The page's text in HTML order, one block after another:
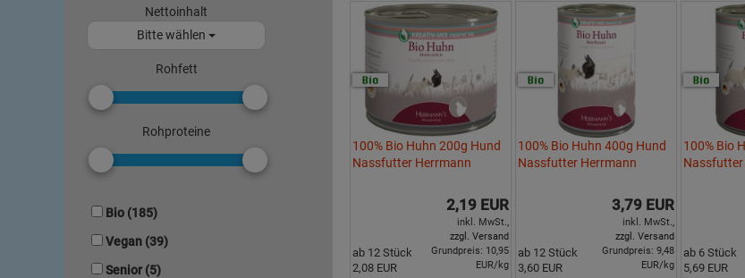
Nettoinhalt
Bitte wählen
Rohfett
Rohproteine
Bio (185)
Vegan (39)
Senior (5)
100% Bio Huhn 200g Hund
Nassfutter Herrmann
2,19 EUR
inkl. MwSt.,
zzgl. Versand
ab 12 Stück
2,08 EUR
Grundpreis: 10,95
EUR/kg
100% Bio Huhn 400g Hund
Nassfutter Herrmann
3,79 EUR
inkl. MwSt.,
zzgl. Versand
ab 12 Stück
3,60 EUR
Grundpreis: 9,48
EUR/kg
100% Bio
ab 6 Stück
5,69 EUR